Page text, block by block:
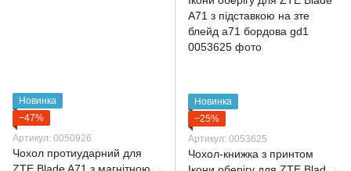
Новинка
−47%
Артикул: 0050926
Чохол протиударний для
Новинка
−25%
Артикул: 0053625
Чохол-книжка з принтом